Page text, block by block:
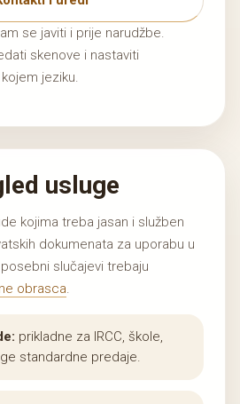
se javiti i prije narudžbe.
skenove i nastaviti
jeziku.
usluge
kojima treba jasan i služben
dokumenata za uporabu u
slučajevi trebaju
obrasca.
prikladne za IRCC, škole,
standardne predaje.